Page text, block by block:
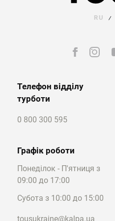
мінімалістичне або з
Як вибрати намисто за
сорочку та водолазку?
враховуйте головне
прикраси має
декольте.
Те, яка довжина
водолазку, визначити
магазин пропонує
витягують силует
RU /
Телефон відділу
турботи
0 800 300 595
Графік роботи
Понеділок - П'ятниця з
09:00 до 17:00
Субота з 10:00 до 15:00
tousukraine@kalpa.ua